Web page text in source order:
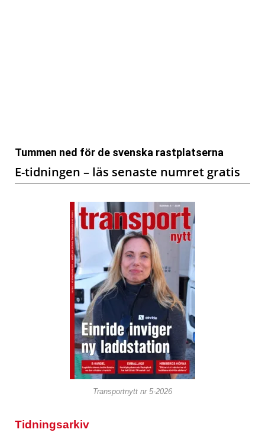
Tummen ned för de svenska rastplatserna
E-tidningen – läs senaste numret gratis
Transportnytt nr 5-2026
Tidningsarkiv